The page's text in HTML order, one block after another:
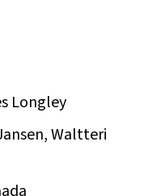
Longley
Waltteri